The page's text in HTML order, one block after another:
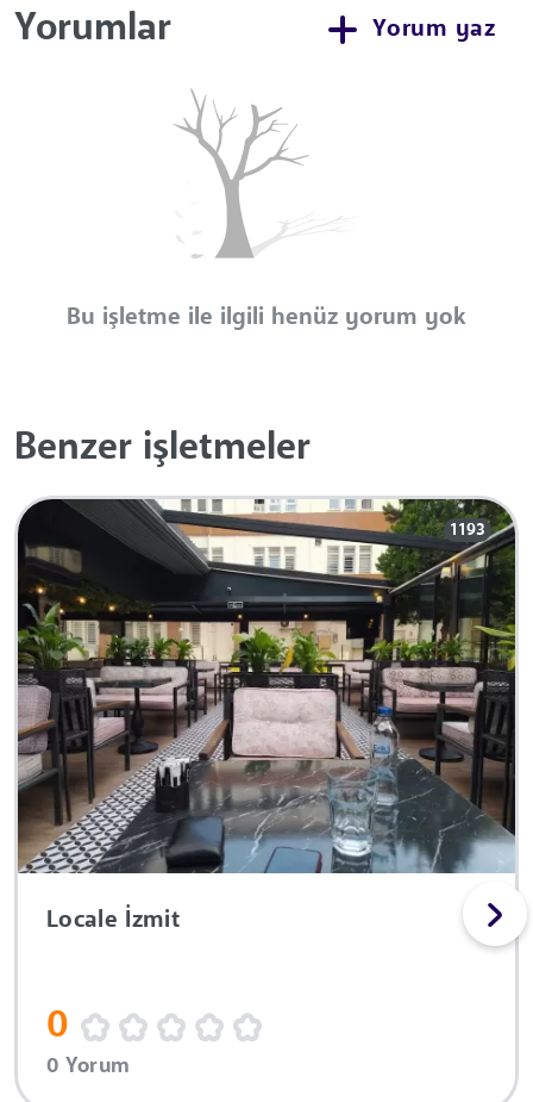
Yorumlar Yorum yaz
Bu işletme ile ilgili henüz yorum yok
Benzer işletmeler
1193
Locale İzmit
0
0 Yorum